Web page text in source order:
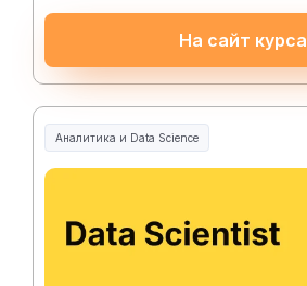
На сайт курса
Аналитика и Data Science